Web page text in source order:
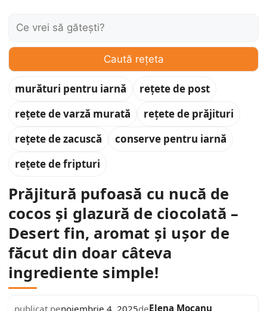
Caută:
Caută rețeta
murături pentru iarnă
rețete de post
rețete de varză murată
rețete de prăjituri
rețete de zacuscă
conserve pentru iarnă
rețete de fripturi
Prăjitură pufoasă cu nucă de
cocos și glazură de ciocolată –
Desert fin, aromat și ușor de
făcut din doar câteva
ingrediente simple!
publicat penoiembrie 4, 2025deElena Mocanu